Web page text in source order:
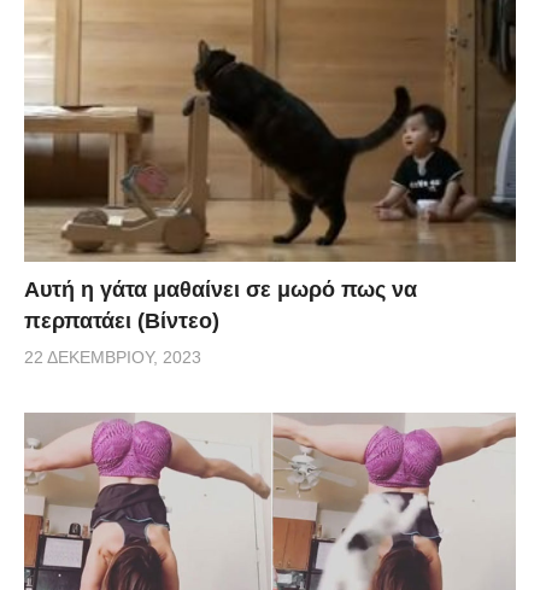
Αυτή η γάτα μαθαίνει σε μωρό πως να
περπατάει (Βίντεο)
22 ΔΕΚΕΜΒΡΊΟΥ, 2023